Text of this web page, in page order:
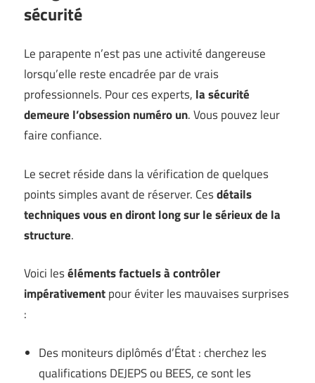
sécurité
Le parapente n’est pas une activité dangereuse
lorsqu’elle reste encadrée par de vrais
professionnels. Pour ces experts, la sécurité
demeure l’obsession numéro un. Vous pouvez leur
faire confiance.
Le secret réside dans la vérification de quelques
points simples avant de réserver. Cesdétails
techniques vous en diront long sur le sérieux de la
structure.
Voici leséléments factuels à contrôler
impérativementpour éviter les mauvaises surprises
:
Des moniteurs diplômés d’État : cherchez les
qualifications DEJEPS ou BEES, ce sont les